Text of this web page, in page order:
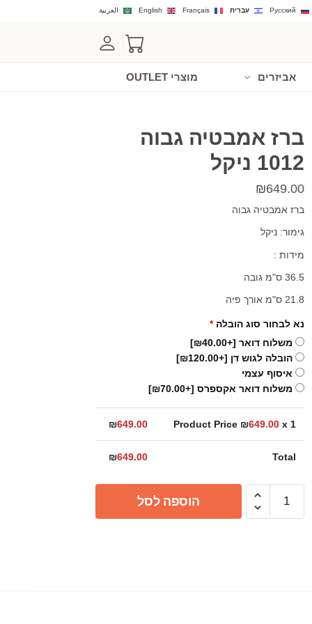
العربية English Français עִבְרִית Русский
אביזרים מוצרי OUTLET
ברז אמבטיה גבוה
1012 ניקל
₪649.00
ברז אמבטיה גבוה
גימור: ניקל
מידות :
36.5 ס"מ גובה
21.8 ס"מ אורך פיה
נא לבחור סוג הובלה *
משלוח דואר [+₪40.00]
הובלה לגוש דן [+₪120.00]
איסוף עצמי
משלוח דואר אקספרס [+₪70.00]
Product Price ₪649.00x 1
₪649.00
Total
₪649.00
הוספה לסל